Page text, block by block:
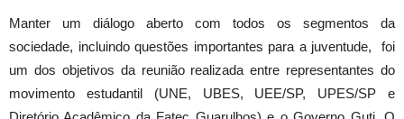
Manter um diálogo aberto com todos os segmentos da
sociedade, incluindo questões importantes para a juventude, foi
um dos objetivos da reunião realizada entre representantes do
movimento estudantil (UNE, UBES, UEE/SP, UPES/SP e